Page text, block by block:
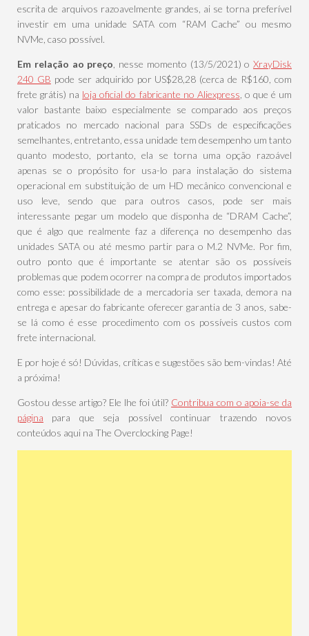
escrita de arquivos razoavelmente grandes, ai se torna preferível
investir em uma unidade SATA com “RAM Cache” ou mesmo
NVMe, caso possível.
Em relação ao preço , nesse momento (13/5/2021) o XrayDisk
240 GB pode ser adquirido por US$28,28 (cerca de R$160, com
frete grátis) na loja oficial do fabricante no Aliexpress , o que é um
valor bastante baixo especialmente se comparado aos preços
praticados no mercado nacional para SSDs de especificações
semelhantes, entretanto, essa unidade tem desempenho um tanto
quanto modesto, portanto, ela se torna uma opção razoável
apenas se o propósito for usa-lo para instalação do sistema
operacional em substituição de um HD mecânico convencional e
uso leve, sendo que para outros casos, pode ser mais
interessante pegar um modelo que disponha de “DRAM Cache”,
que é algo que realmente faz a diferença no desempenho das
unidades SATA ou até mesmo partir para o M.2 NVMe. Por fim,
outro ponto que é importante se atentar são os possíveis
problemas que podem ocorrer na compra de produtos importados
como esse: possibilidade de a mercadoria ser taxada, demora na
entrega e apesar do fabricante oferecer garantia de 3 anos, sabe-
se lá como é esse procedimento com os possíveis custos com
frete internacional.
E por hoje é só! Dúvidas, críticas e sugestões são bem-vindas! Até
a próxima!
Gostou desse artigo? Ele lhe foi útil? Contribua com o apoia-se da
página para que seja possível continuar trazendo novos
conteúdos aqui na The Overclocking Page!